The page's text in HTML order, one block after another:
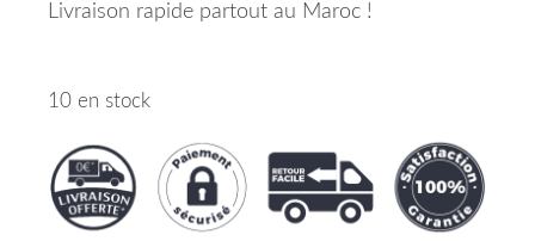
Livraison rapide partout au Maroc !
10 en stock